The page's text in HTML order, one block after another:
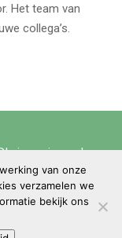
Het team van
collega’s.
Privacyverklaring
van onze
verzamelen we
bekijk ons